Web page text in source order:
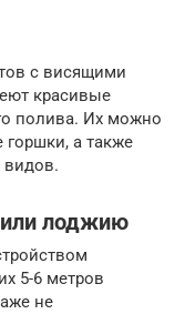
с висящими
красивые
полива. Их можно
а также
видов.
или лоджию
5-6 метров
не